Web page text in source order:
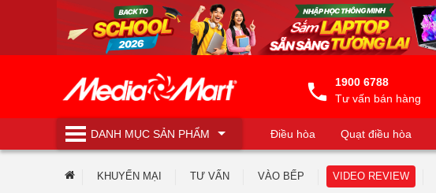
1900 6788
Tư vấn bán hàng
DANH MỤCSẢN PHẨM Điều hòa Quạt điều hòa
Máy lọc nước
KHUYẾN MẠI TƯ VẤN VÀO BẾP VIDEO REVIEW